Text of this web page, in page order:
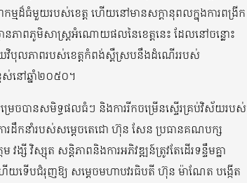
មដ៏ធំមួយរបស់ខេត្ត ហើយនៅមានសក្តានុពលក្នុងការពង្រីក
ានភាពភូមិសាស្ត្រអំណោយផលនៃខេត្តនេះ ដែលនៅចន្លោះ
យវិបុលភាពរបស់ខេត្តកំពង់ស្ពឺស្របនឹងដំណើររបស់
ស់នៅឆ្នាំ២០៥០។
េចបានសមិទ្ធផលធំៗ និងការរីកចម្រើនស្ទើរគ្រប់វិស័យរបស់
រដឹកនាំរបស់សម្តេចតេជោ ហ៊ុន សែន ប្រធានគណបក្ស
ង្សី វិស្សុត សន្តិភាពនិងការអភិវឌ្ឍន៍ត្រូវតែដើរទន្ទឹមគ្នា
ើយទើបជំរុញឱ្យ សម្តេចមហាបវរធិបតី ហ៊ុន ម៉ាណែត បង្កើត